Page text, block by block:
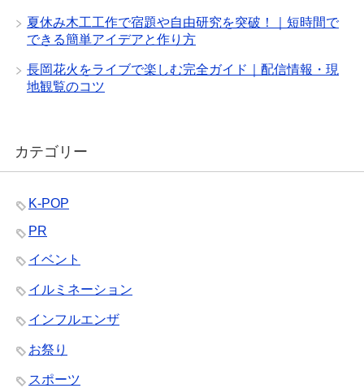
夏休み木工工作で宿題や自由研究を突破！｜短時間で
できる簡単アイデアと作り方
長岡花火をライブで楽しむ完全ガイド｜配信情報・現
地観覧のコツ
カテゴリー
K-POP
PR
イベント
イルミネーション
インフルエンザ
お祭り
スポーツ